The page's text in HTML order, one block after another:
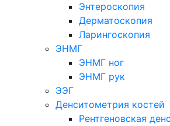
Энтероскопия
Дерматоскопия
Ларингоскопия
ЭНМГ
ЭНМГ ног
ЭНМГ рук
ЭЭГ
Денситометрия костей
Рентгеновская